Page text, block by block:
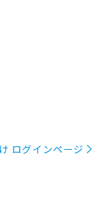
ログインページ